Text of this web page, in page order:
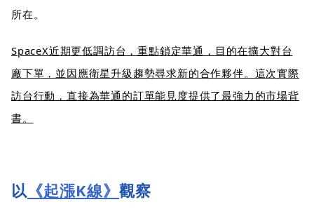
所在。
SpaceX近期更低調訪台，重點鎖定華通，目的在擴大對台
廠下單，並因應衛星升級趨勢尋求新的合作夥伴。這次實際
訪台行動，直接為華通的訂單能見度提供了最強力的市場背
書。
以 《起漲K線》 觀察